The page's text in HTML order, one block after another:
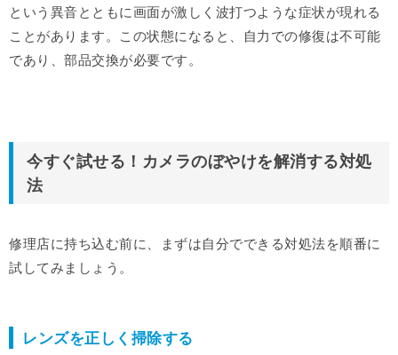
という異音とともに画面が激しく波打つような症状が現れる
ことがあります。この状態になると、自力での修復は不可能
であり、部品交換が必要です。
今すぐ試せる！カメラのぼやけを解消する対処
法
修理店に持ち込む前に、まずは自分でできる対処法を順番に
試してみましょう。
レンズを正しく掃除する